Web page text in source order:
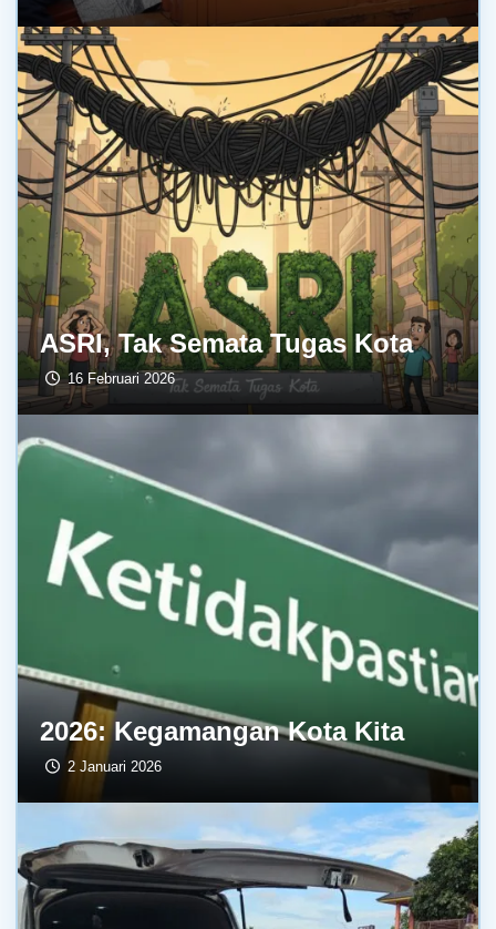
ASRI, Tak Semata Tugas Kota
16 Februari 2026
2026: Kegamangan Kota Kita
2 Januari 2026